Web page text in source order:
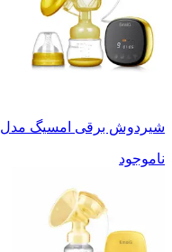
شیردوش برقی امسیگ مدل BP86
ناموجود